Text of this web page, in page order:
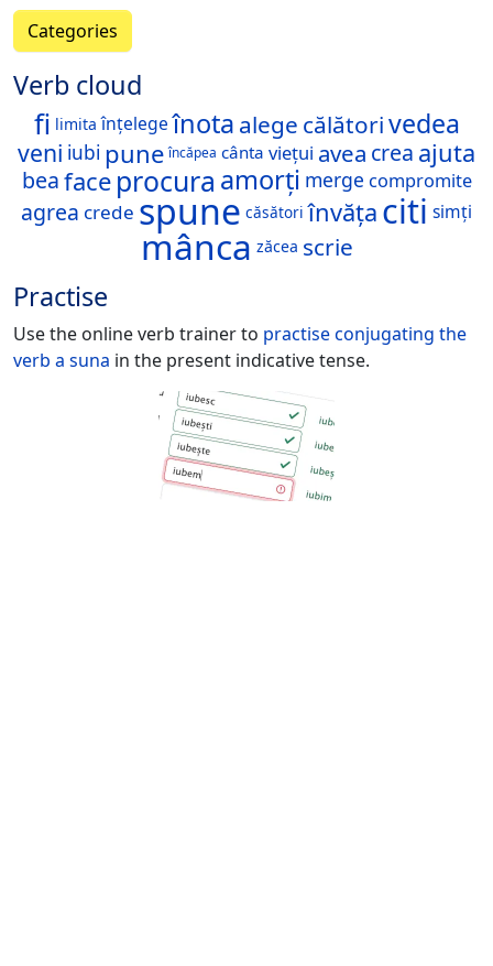
Categories
Verb cloud
fi limita înțelege înota alege călătorivedea
veni iubi pune încăpea cânta viețui avea crea ajuta
beaface procura amorți merge compromite
agrea crede spune căsători învăța citi simți
mânca zăcea scrie
Practise
Use the online verb trainer to practise conjugating the
verb a suna in the present indicative tense.